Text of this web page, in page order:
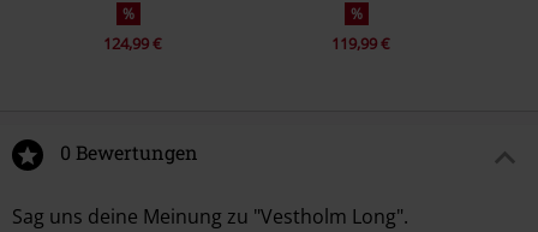
%
124,99 €
%
119,99 €
0 Bewertungen
Sag uns deine Meinung zu "Vestholm Long".